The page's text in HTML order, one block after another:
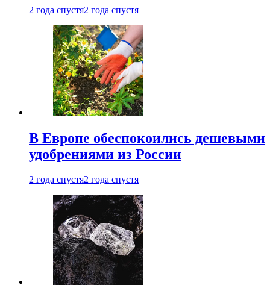
2 года спустя2 года спустя
В Европе обеспокоились дешевыми
удобрениями из России
2 года спустя2 года спустя